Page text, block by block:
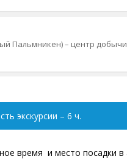
Пальмникен) – центр добычи
экскурсии – 6 ч.
время и место посадки в